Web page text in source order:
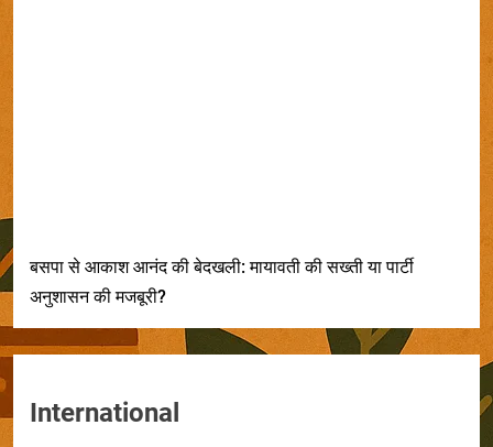
बसपा से आकाश आनंद की बेदखली: मायावती की सख्ती या पार्टी
अनुशासन की मजबूरी?
International